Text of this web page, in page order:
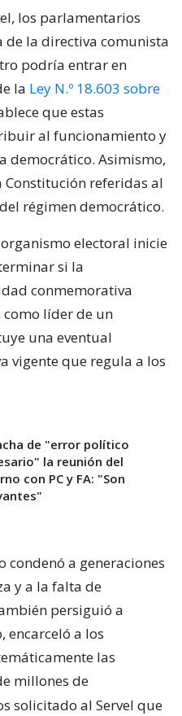
los parlamentarios
de la directiva comunista
podría entrar en
la Ley N.º 18.603 sobre
que estas
al funcionamiento y
democrático. Asimismo,
referidas al
régimen democrático.
electoral inicie
si la
conmemorativa
líder de un
una eventual
vigente que regula a los
de "error político
la reunión del
con PC y FA: "Son
condenó a generaciones
y a la falta de
persiguió a
encarceló a los
las
millones de
solicitado al Servel que